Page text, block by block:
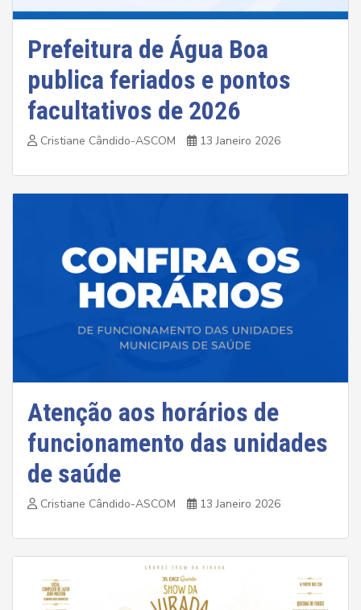
Prefeitura de Água Boa
publica feriados e pontos
facultativos de 2026
Cristiane Cândido-ASCOM 13 Janeiro 2026
Atenção aos horários de
funcionamento das unidades
de saúde
Cristiane Cândido-ASCOM 13 Janeiro 2026